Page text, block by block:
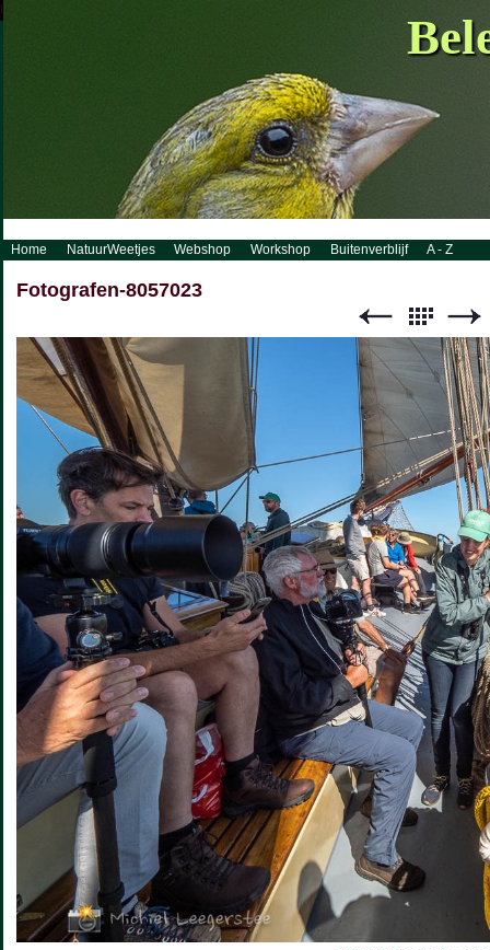
http://www.visueelconcept.nl/sitemap.xml.gz
Home NatuurWeetjes Webshop Workshop Buitenverblijf A - Z
Fotografen-8057023